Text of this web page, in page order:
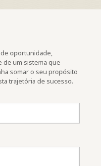
oportunidade,
de um sistema que
somar o seu propósito
trajetória de sucesso.